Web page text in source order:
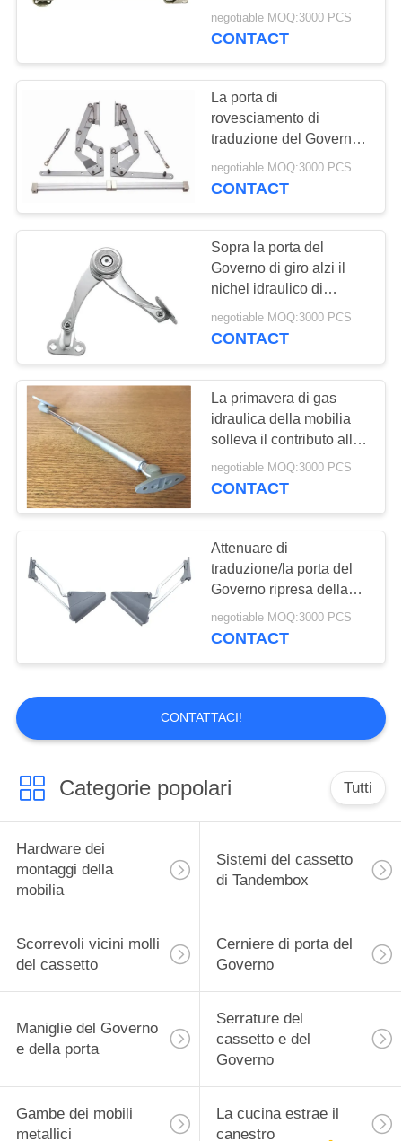
dell'installazione, porta
del Governo solleva il
negotiable MOQ:3000 PCS
CONTACT
La porta di
rovesciamento di
traduzione del Governo
solleva le larghezze
pneumatica 500 -
negotiable MOQ:3000 PCS
CONTACT
Sopra la porta del
Governo di giro alzi il
nichel idraulico di
sostegno della
primavera di
negotiable MOQ:3000 PCS
CONTACT
La primavera di gas
idraulica della mobilia
solleva il contributo alla
porta armadietto/del
Governo
negotiable MOQ:3000 PCS
CONTACT
Attenuare di
traduzione/la porta del
Governo ripresa della
rampa solleva il
supporto senza rumore
negotiable MOQ:3000 PCS
CONTACT
CONTATTACI!
Categorie popolari Tutti
Hardware dei
montaggi della
mobilia
Sistemi del cassetto
di Tandembox
Scorrevoli vicini molli
del cassetto
Cerniere di porta del
Governo
Maniglie del Governo
e della porta
Serrature del
cassetto e del
Governo
Gambe dei mobili
metallici
La cucina estrae il
canestro